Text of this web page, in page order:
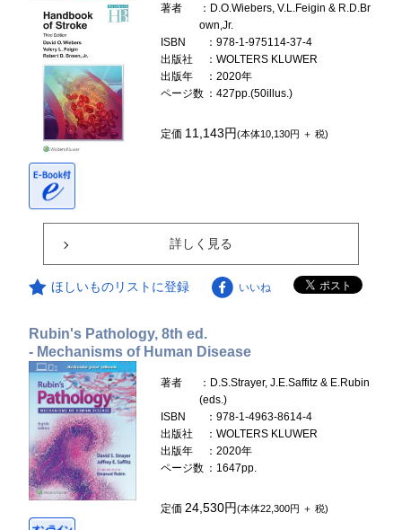
著者
：D.O.Wiebers, V.L.Feigin & R.D.Br
own,Jr.
ISBN
：978-1-975114-37-4
出版社
：WOLTERS KLUWER
出版年
：2020年
ページ数 ：427pp.(50illus.)
定価 11,143円(本体10,130円 ＋ 税)
詳しく見る
ほしいものリストに登録 いいね
Rubin's Pathology, 8th ed.
- Mechanisms of Human Disease
著者
：D.S.Strayer, J.E.Saffitz & E.Rubin
(eds.)
ISBN
：978-1-4963-8614-4
出版社
：WOLTERS KLUWER
出版年
：2020年
ページ数 ：1647pp.
定価24,530円(本体22,300円 ＋ 税)